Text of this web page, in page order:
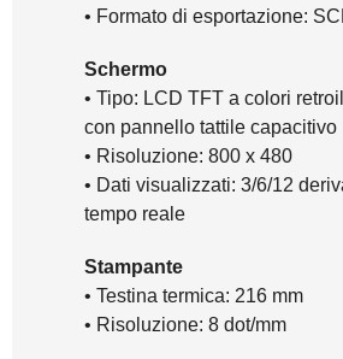
• Formato di esportazione:
Schermo
• Tipo: LCD TFT a colori
con pannello tattile capacitivo
• Risoluzione: 800 x 480
• Dati visualizzati: 3/6/12
tempo reale
Stampante
• Testina termica: 216 mm
• Risoluzione: 8 dot/mm